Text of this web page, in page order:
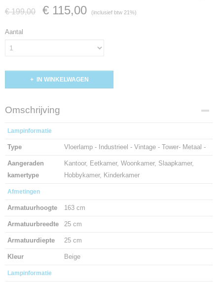
€ 199,00 € 115,00 (inclusief btw 21%)
Aantal
IN WINKELWAGEN
Omschrijving
Lampinformatie
Type Vloerlamp - Industrieel - Vintage - Tower- Metaal -
Aangeraden
kamertype
Kantoor, Eetkamer, Woonkamer, Slaapkamer,
Hobbykamer, Kinderkamer
Afmetingen
Armatuurhoogte 163 cm
Armatuurbreedte 25 cm
Armatuurdiepte 25 cm
Kleur Beige
Lampinformatie